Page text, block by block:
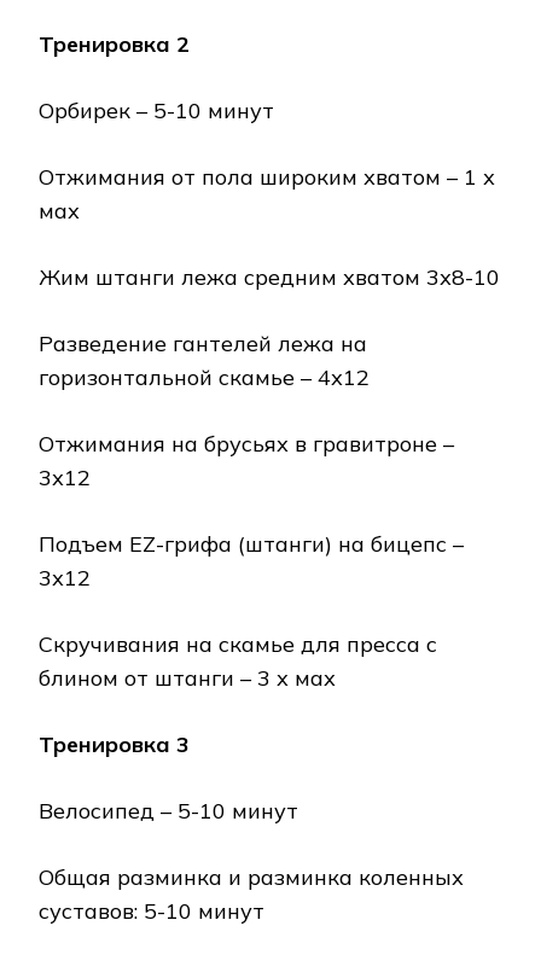
Тренировка 2
Орбирек – 5-10 минут
Отжимания от пола широким хватом – 1 х
мах
Жим штанги лежа средним хватом 3х8-10
Разведение гантелей лежа на
горизонтальной скамье – 4х12
Отжимания на брусьях в гравитроне –
3х12
Подъем EZ-грифа (штанги) на бицепс –
3х12
Скручивания на скамье для пресса с
блином от штанги – 3 х мах
Тренировка 3
Велосипед – 5-10 минут
Общая разминка и разминка коленных
суставов: 5-10 минут